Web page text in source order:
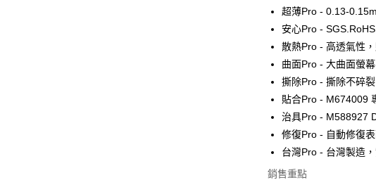
全家取貨付款
每筆NT$60，滿
7-11取貨付款
每筆NT$60，滿
宅配
國際配送
超薄Pro - 0.13-
安心Pro -
散熱Pro - 高透氣性
曲面Pro - 大曲面螢
撕除Pro - 撕除不碎
貼合Pro - M674009
治具Pro - M588927
修復Pro - 自動修復
台灣Pro - 台灣製造
銷售重點